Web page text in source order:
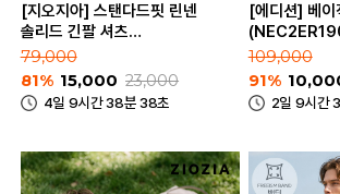
[지오지아] 스탠다드핏 린넨
솔리드 긴팔 셔츠
(ABE2WC1103_A)
79,000
81% 15,000 23,000
4일 9시간 38분 38초
[에디션] 베이
109,000
91%
2일 9시간